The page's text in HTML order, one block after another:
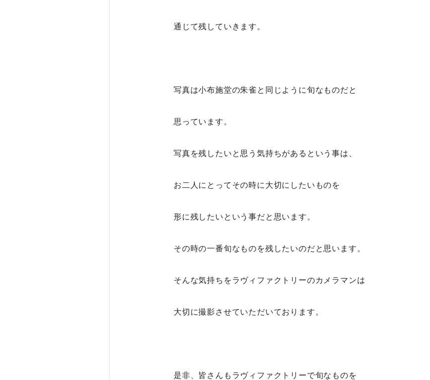
通じて残していきます。
写真は小布施堂の朱雀と同じように旬なものだと
思っています。
写真を残したいと思う気持ちがあるという事は、
お二人にとってその時に大切にしたいものを
形に残したいという事だと思います。
その時の一番旬なものを残したいのだと思います。
そんな気持ちをラヴィファクトリーのカメラマンは
大切に撮影させていただいております。
是非、皆さんもラヴィファクトリーで旬なものを